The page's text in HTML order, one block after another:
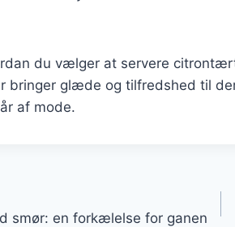
du vælger at servere
bringer glæde og tilfredshed til
af mode.
smør: en forkælelse for ganen